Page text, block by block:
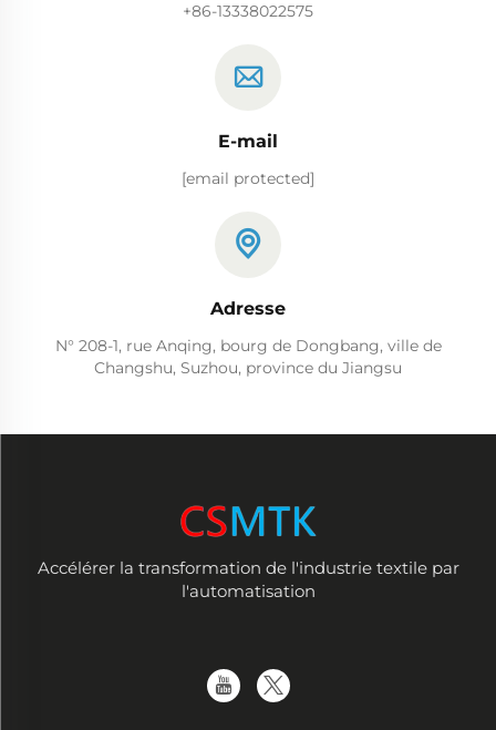
+86-13338022575
E-mail
[email protected]
Adresse
N° 208-1, rue Anqing, bourg de Dongbang, ville de
Changshu, Suzhou, province du Jiangsu
Accélérer la transformation de l'industrie textile par
l'automatisation